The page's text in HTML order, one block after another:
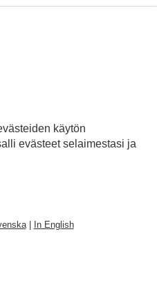
käytön
evästeet selaimestasi ja
| In English